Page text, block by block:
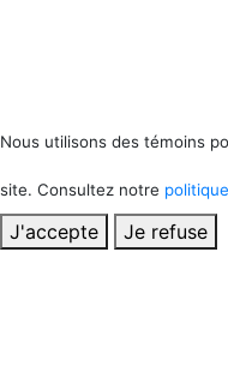
Nous utilisons des témoins
site. Consultez notre
J'accepte Je refuse